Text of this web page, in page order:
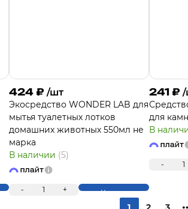
424 ₽ /шт
Экосредство WONDER LAB для
мытья туалетных лотков
домашних животных 550мл не
марка
В наличии (5)
- 1 + Купить
241 ₽ /
для
В
- 1